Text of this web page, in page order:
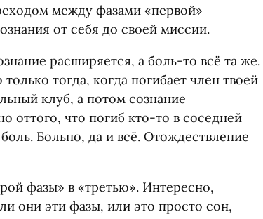
между фазами «первой»
от себя до своей миссии.
расширяется, а боль-то всё та же.
тогда, когда погибает член твоей
клуб, а потом сознание
оттого, что погиб кто-то в соседней
Больно, да и всё. Отождествление
фазы» в «третью». Интересно,
они эти фазы, или это просто сон,